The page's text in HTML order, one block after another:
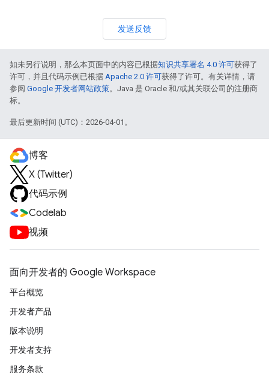
发送反馈
如未另行说明，那么本页面中的内容已根据知识共享署名 4.0 许可获得了
许可，并且代码示例已根据 Apache 2.0 许可获得了许可。有关详情，请
参阅 Google 开发者网站政策。Java 是 Oracle 和/或其关联公司的注册商
标。
最后更新时间 (UTC)：2026-04-01。
博客
X (Twitter)
代码示例
Codelab
视频
面向开发者的 Google Workspace
平台概览
开发者产品
版本说明
开发者支持
服务条款